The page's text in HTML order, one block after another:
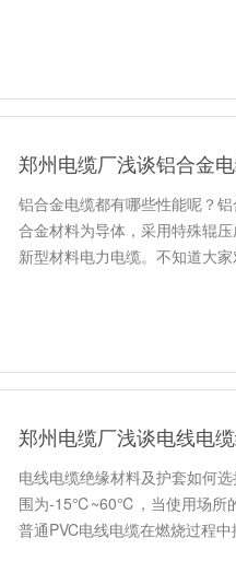
郑州电缆厂浅谈铝合金
铝合金电缆都有哪些性能呢？
合金材料为导体，采用特殊辊
新型材料电力电缆。不知道大
郑州电缆厂浅谈电线电
电线电缆绝缘材料及护套如何
围为-15℃~60℃，当使用场所的
普通PVC电线电缆在燃烧过程